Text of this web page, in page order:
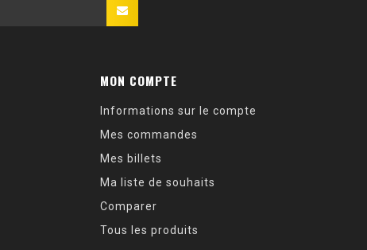
MON COMPTE
Informations sur le compte
Mes commandes
Mes billets
Ma liste de souhaits
Comparer
Tous les produits